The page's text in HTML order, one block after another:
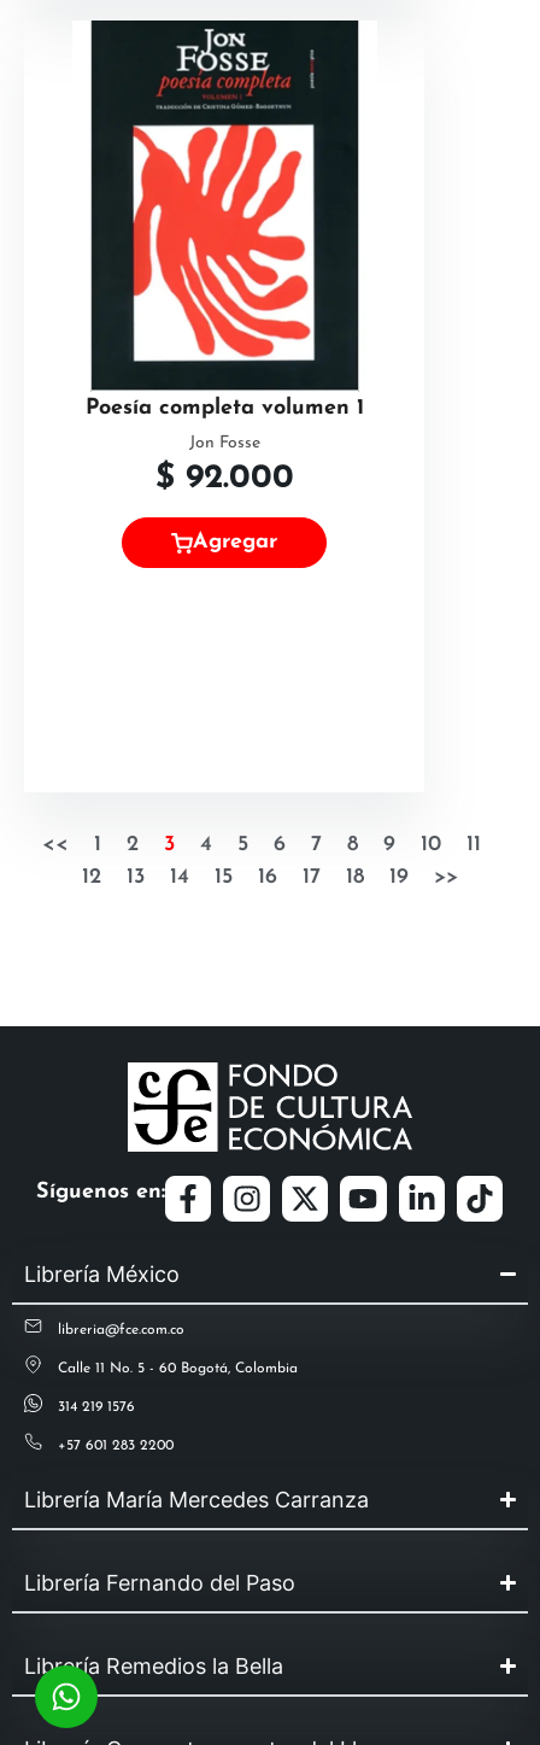
Poesía completa volumen 1
Jon Fosse
$ 92.000
Agregar
<< 1 2 3 4 5 6 7 8 9 10
11
12
13 14 15 16 17 18 19 >>
Síguenos en:
Librería México
libreria@fce.com.co
Calle 11 No. 5 - 60 Bogotá, Colombia
314 219 1576
+57 601 283 2200
Librería María Mercedes Carranza
Librería Fernando del Paso
Librería Remedios la Bella